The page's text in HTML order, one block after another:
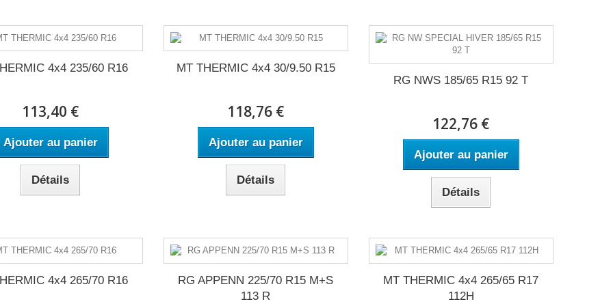
4x4 235/60 R16
113,40 €
Ajouter au panier
Détails
MT THERMIC 4x4 30/9.50 R15
118,76 €
Ajouter au panier
Détails
RG NWS 185/65 R15 92 T
122,76 €
Ajouter au panier
Détails
4x4 265/70 R16
RG APPENN 225/70 R15 M+S
113 R
MT THERMIC 4x4 265/65 R17
112H